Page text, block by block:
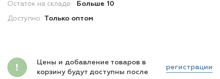
Остаток на складе: Больше 10
Доступно: Только оптом
Цены и добавление товаров в
корзину будут доступны после
регистрации